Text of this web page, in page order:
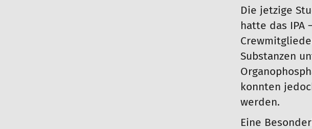
Die jetzige
hatte das IPA
Substanzen
konnten
werden.
Eine